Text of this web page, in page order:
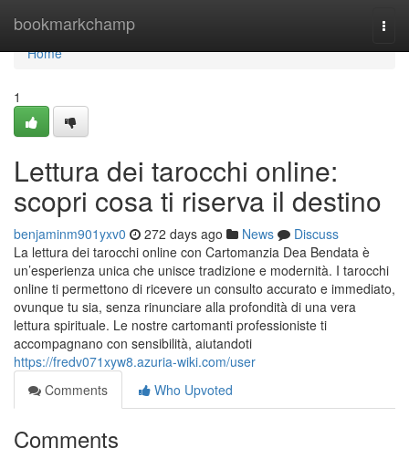
bookmarkchamp
Home
Home
1
Lettura dei tarocchi online:
scopri cosa ti riserva il destino
benjaminm901yxv0 272 days ago News
Discuss
La lettura dei tarocchi online con Cartomanzia Dea Bendata è
un’esperienza unica che unisce tradizione e modernità. I tarocchi
online ti permettono di ricevere un consulto accurato e immediato,
ovunque tu sia, senza rinunciare alla profondità di una vera
lettura spirituale. Le nostre cartomanti professioniste ti
accompagnano con sensibilità, aiutandoti
https://fredv071xyw8.azuria-wiki.com/user
Comments
Who Upvoted
Comments